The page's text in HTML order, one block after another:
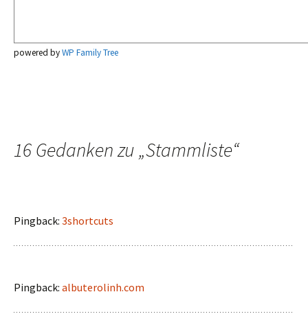
powered byWP Family Tree
16 Gedanken zu „Stammliste“
Pingback: 3shortcuts
Pingback: albuterolinh.com